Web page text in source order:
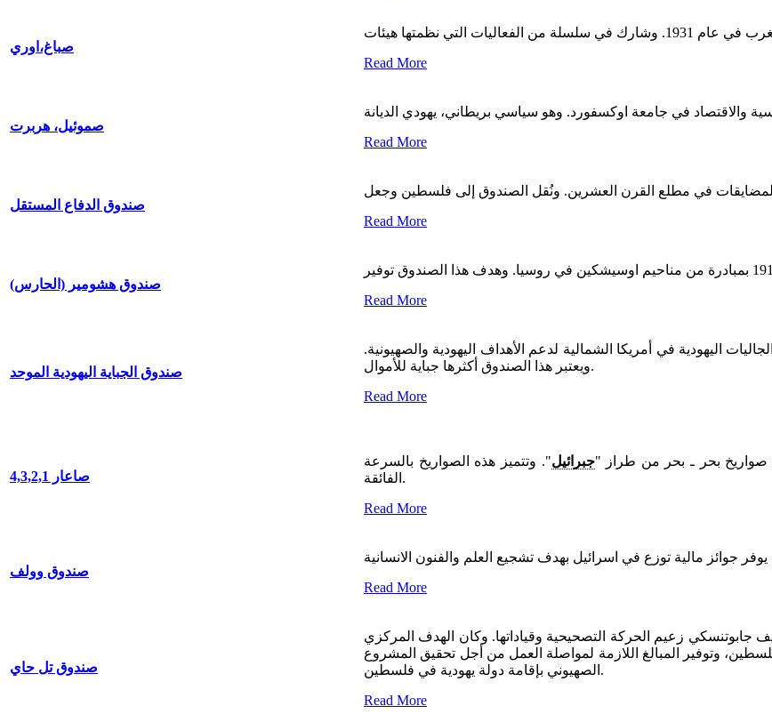
صباغ،اوري
التي نظمتها هيئات
Read More
صموئيل، هربرت
Read More
صندوق الدفاع المستقل
في مطلع القرن العشرين. ونُقل الصندوق إلى فلسطين وجعل
Read More
صندوق هشومير (الحارس)
Read More
صندوق الجباية اليهودية الموحد
اليهودية في أمريكا الشمالية لدعم الأهداف اليهودية والصهيونية.
ويعتبر هذا الصندوق أكثرها جباية للأموال.
Read More
صاعار 4,3,2,1
صواريخ بحر ـ بحر من طراز "جبرائيل". وتتميز هذه الصواريخ بالسرعة
الفائقة.
Read More
صندوق وولف
Read More
صندوق تل حاي
زعيم الحركة التصحيحية وقياداتها. وكان الهدف المركزي
وتوفير المبالغ اللازمة لمواصلة العمل من أجل تحقيق المشروع
الصهيوني بإقامة دولة يهودية في فلسطين.
Read More